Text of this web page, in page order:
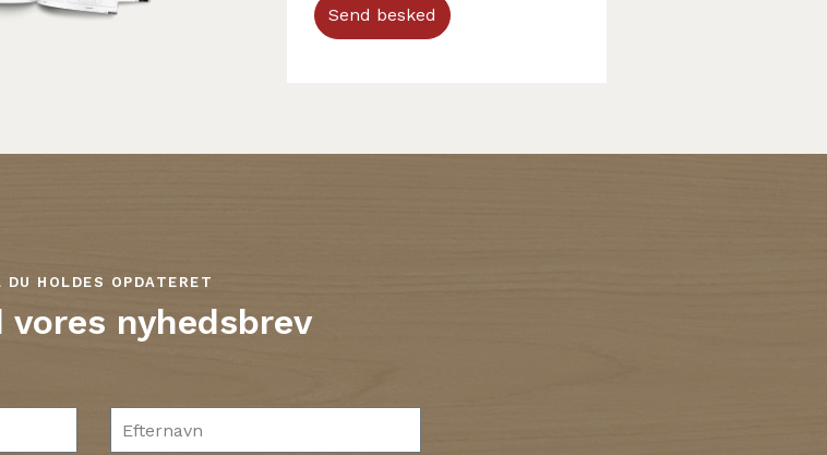
Send besked
DU HOLDES OPDATERET
nyhedsbrev